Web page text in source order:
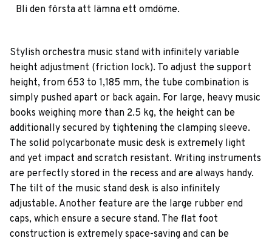
Bli den första att lämna ett omdöme.
Stylish orchestra music stand with infinitely variable
height adjustment (friction lock). To adjust the support
height, from 653 to 1,185 mm, the tube combination is
simply pushed apart or back again. For large, heavy music
books weighing more than 2.5 kg, the height can be
additionally secured by tightening the clamping sleeve.
The solid polycarbonate music desk is extremely light
and yet impact and scratch resistant. Writing instruments
are perfectly stored in the recess and are always handy.
The tilt of the music stand desk is also infinitely
adjustable. Another feature are the large rubber end
caps, which ensure a secure stand. The flat foot
construction is extremely space-saving and can be